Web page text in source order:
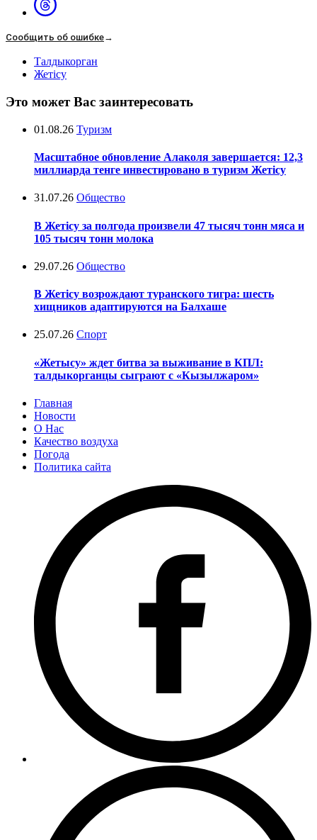
Сообщить об ошибке→
Талдыкорган
Жетісу
Это может Вас заинтересовать
01.08.26 Туризм
Масштабное обновление Алаколя завершается: 12,3
миллиарда тенге инвестировано в туризм Жетісу
31.07.26 Общество
В Жетісу за полгода произвели 47 тысяч тонн мяса и
105 тысяч тонн молока
29.07.26 Общество
В Жетісу возрождают туранского тигра: шесть
хищников адаптируются на Балхаше
25.07.26 Спорт
«Жетысу» ждет битва за выживание в КПЛ:
талдыкорганцы сыграют с «Кызылжаром»
Главная
Новости
О Нас
Качество воздуха
Погода
Политика сайта